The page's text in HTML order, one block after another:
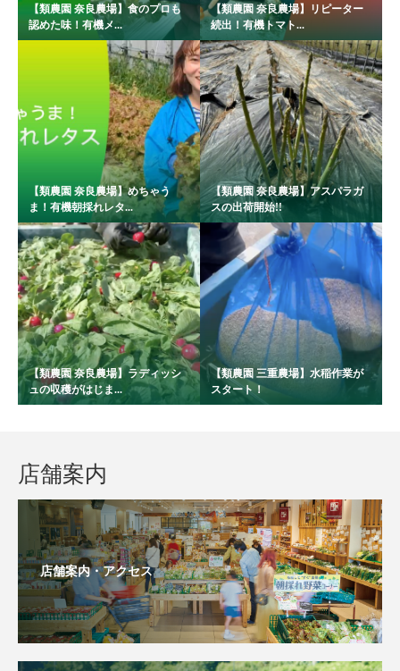
【類農園 奈良農場】食のプロも
認めた味！有機メ...
【類農園 奈良農場】リピーター
続出！有機トマト...
【類農園 奈良農場】めちゃう
ま！有機朝採れレタ...
【類農園 奈良農場】アスパラガ
スの出荷開始!!
【類農園 奈良農場】ラディッシ
ュの収穫がはじま...
【類農園 三重農場】水稲作業が
スタート！
店舗案内
店舗案内・アクセス